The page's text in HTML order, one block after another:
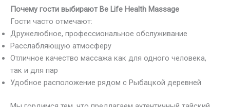
Почему гости выбирают Be Life Health Massage
Гости часто отмечают:
Дружелюбное, профессиональное обслуживание
Расслабляющую атмосферу
Отличное качество массажа как для одного человека,
так и для пар
Удобное расположение рядом с Рыбацкой деревней